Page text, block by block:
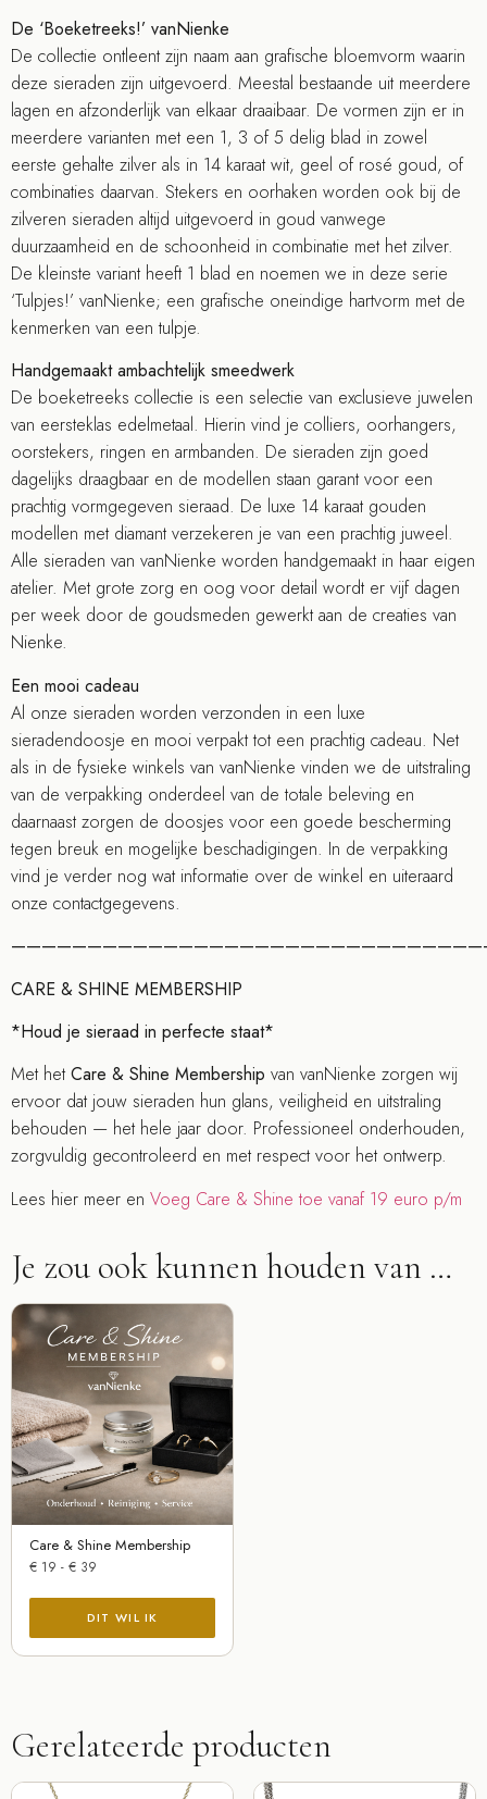
De ‘Boeketreeks!’ vanNienke
De collectie ontleent zijn naam aan grafische bloemvorm waarin
deze sieraden zijn uitgevoerd. Meestal bestaande uit meerdere
lagen en afzonderlijk van elkaar draaibaar. De vormen zijn er in
meerdere varianten met een 1, 3 of 5 delig blad in zowel
eerste gehalte zilver als in 14 karaat wit, geel of rosé goud, of
combinaties daarvan. Stekers en oorhaken worden ook bij de
zilveren sieraden altijd uitgevoerd in goud vanwege
duurzaamheid en de schoonheid in combinatie met het zilver.
De kleinste variant heeft 1 blad en noemen we in deze serie
‘Tulpjes!’ vanNienke; een grafische oneindige hartvorm met de
kenmerken van een tulpje.
Handgemaakt ambachtelijk smeedwerk
De boeketreeks collectie is een selectie van exclusieve juwelen
van eersteklas edelmetaal. Hierin vind je colliers, oorhangers,
oorstekers, ringen en armbanden. De sieraden zijn goed
dagelijks draagbaar en de modellen staan garant voor een
prachtig vormgegeven sieraad. De luxe 14 karaat gouden
modellen met diamant verzekeren je van een prachtig juweel.
Alle sieraden van vanNienke worden handgemaakt in haar eigen
atelier. Met grote zorg en oog voor detail wordt er vijf dagen
per week door de goudsmeden gewerkt aan de creaties van
Nienke.
Een mooi cadeau
Al onze sieraden worden verzonden in een luxe
sieradendoosje en mooi verpakt tot een prachtig cadeau. Net
als in de fysieke winkels van vanNienke vinden we de uitstraling
van de verpakking onderdeel van de totale beleving en
daarnaast zorgen de doosjes voor een goede bescherming
tegen breuk en mogelijke beschadigingen. In de verpakking
vind je verder nog wat informatie over de winkel en uiteraard
onze contactgegevens.
CARE & SHINE MEMBERSHIP
*Houd je sieraad in perfecte staat*
Met hetCare & Shine Membership van vanNienke zorgen wij
ervoor dat jouw sieraden hun glans, veiligheid en uitstraling
behouden — het hele jaar door. Professioneel onderhouden,
zorgvuldig gecontroleerd en met respect voor het ontwerp.
Lees hier meer en Voeg Care & Shine toe vanaf 19 euro p/m
Je zou ook kunnen houden van …
Care & Shine Membership
€ 19 - € 39
Gerelateerde producten